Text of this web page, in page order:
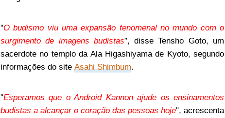
"O budismo viu uma expansão fenomenal no mundo com o
surgimento de imagens budistas”, disse Tensho Goto, um
sacerdote no templo da Ala Higashiyama de Kyoto, segundo
informações do site Asahi Shimbum.
"Esperamos que o Android Kannon ajude os ensinamentos
budistas a alcançar o coração das pessoas hoje", acrescenta